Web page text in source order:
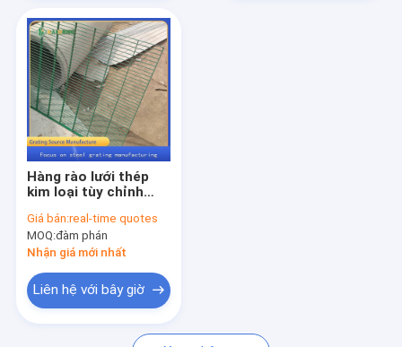
lưới kim loại thép
Lưới kim loại mạ kẽm
Tấm lưới thép
sàn lưới kim loại
Cầu thang thép Grate Treads
Lưới thép không gỉ
Thùng thép hạng nặng
Hàng rào lưới thép
kim loại tùy chỉnh
Giá bán:real-time quotes
MOQ:đàm phán
Nhận giá mới nhất
Liên hệ với bây giờ